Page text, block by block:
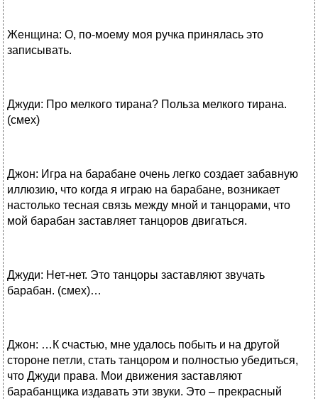
Женщина: О, по-моему моя ручка принялась это
записывать.
Джуди: Про мелкого тирана? Польза мелкого тирана.
(смех)
Джон: Игра на барабане очень легко создает забавную
иллюзию, что когда я играю на барабане, возникает
настолько тесная связь между мной и танцорами, что
мой барабан заставляет танцоров двигаться.
Джуди: Нет-нет. Это танцоры заставляют звучать
барабан. (смех)…
Джон: …К счастью, мне удалось побыть и на другой
стороне петли, стать танцором и полностью убедиться,
что Джуди права. Мои движения заставляют
барабанщика издавать эти звуки. Это – прекрасный